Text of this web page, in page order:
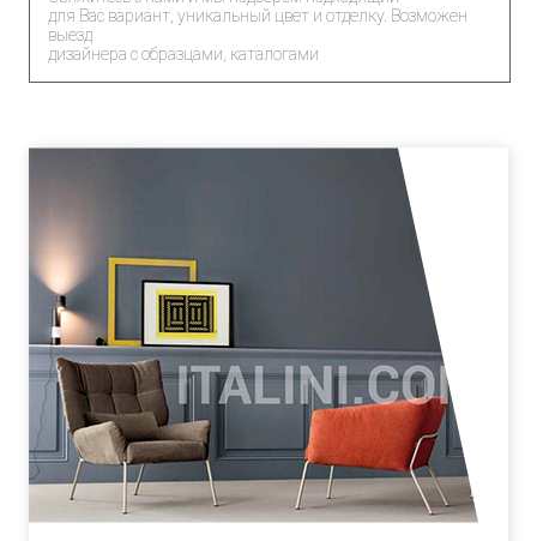
для Вас вариант, уникальный цвет и отделку. Возможен
выезд
дизайнера с образцами, каталогами